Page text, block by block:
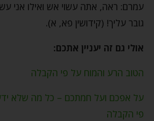
עמרם: ראה, אתה עשוי אש ואילו אני
גובר עליך! (קידושין פא, א).
אולי גם זה יעניין אתכם:
הטוב הרע והמוח על פי הקבלה
על אפכם ועל חמתכם – כל מה שלא
פי הקבלה